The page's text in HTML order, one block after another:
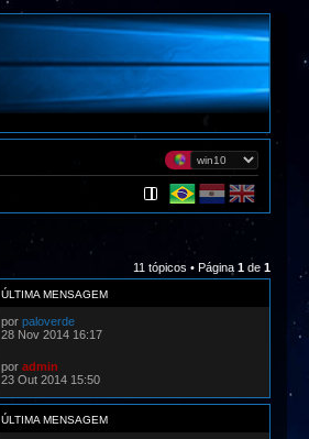
11 tópicos • Página 1 de 1
ÚLTIMA MENSAGEM
por paloverde
28 Nov 2014 16:17
por admin
23 Out 2014 15:50
ÚLTIMA MENSAGEM